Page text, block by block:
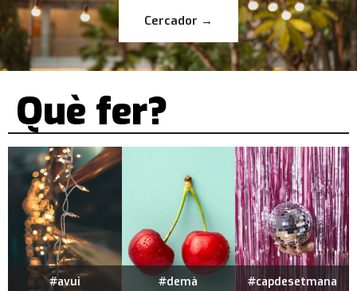
Cercador →
Què fer?
#avui #demà #capdesetmana